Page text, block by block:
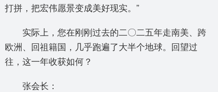
打拼，把宏伟愿景变成美好现实。”
实际上，您在刚刚过去的二〇二五年走南美、跨
欧洲、回祖籍国，几乎跑遍了大半个地球。回望过
往，这一年收获如何？
张会长：